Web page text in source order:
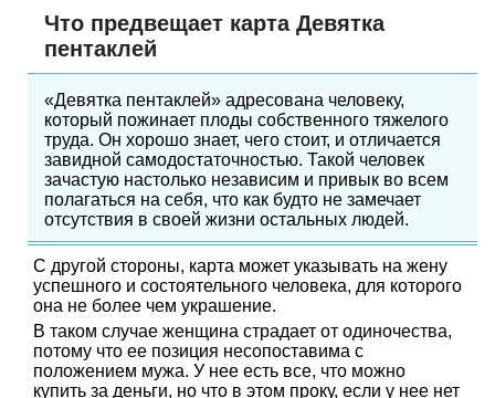
Что предвещает карта Девятка
пентаклей
«Девятка пентаклей» адресована человеку,
который пожинает плоды собственного тяжелого
труда. Он хорошо знает, чего стоит, и отличается
завидной самодостаточностью. Такой человек
зачастую настолько независим и привык во всем
полагаться на себя, что как будто не замечает
отсутствия в своей жизни остальных людей.
С другой стороны, карта может указывать на жену
успешного и состоятельного человека, для которого
она не более чем украшение.
В таком случае женщина страдает от одиночества,
потому что ее позиция несопоставима с
положением мужа. У нее есть все, что можно
купить за деньги, но что в этом проку, если у нее нет